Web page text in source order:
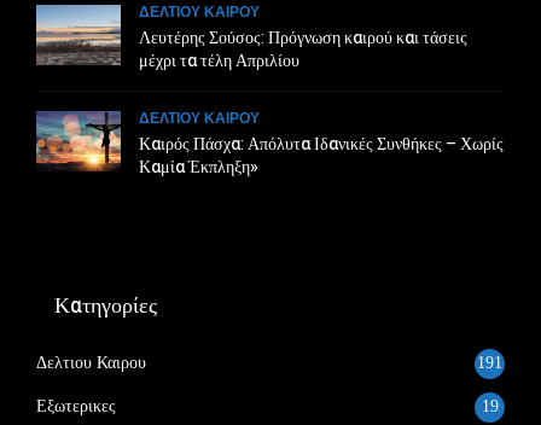
ΔΕΛΤΙΟΥ ΚΑΙΡΟΥ
Λευτέρης Σούσος: Πρόγνωση καιρού και τάσεις
μέχρι τα τέλη Απριλίου
ΔΕΛΤΙΟΥ ΚΑΙΡΟΥ
Καιρός Πάσχα: Απόλυτα Ιδανικές Συνθήκες – Χωρίς
Καμία Έκπληξη»
Κατηγορίες
Δελτιου Καιρου 191
Εξωτερικες 19